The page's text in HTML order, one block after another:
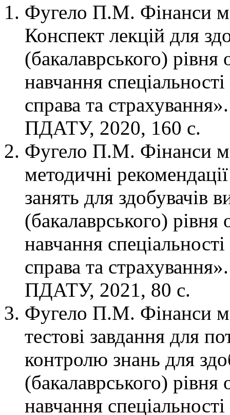
Фугело П.М. Фінанси
Конспект лекцій для
(бакалаврського) рівня
навчання
справа та
ПДАТУ, 2020, 160 с.
Фугело П.М. Фінанси
методичні
занять для здобувачів
(бакалаврського) рівня
навчання
справа та
ПДАТУ, 2021, 80 с.
Фугело П.М. Фінанси
тестові завдання для
контролю знань для
(бакалаврського) рівня
навчання